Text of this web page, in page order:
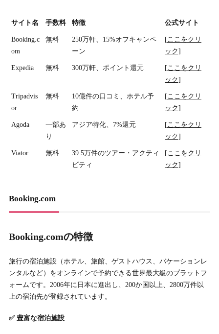
サイト名 手数料 特徴 公式サイト
Booking.c
om
無料
250万軒、15%オフキャンペ
ーン
[ここをクリ
ック]
Expedia 無料 300万軒、ポイント還元
[ここをクリ
ック]
Tripadvis
or
無料
10億件の口コミ、ホテル予
約
[ここをクリ
ック]
Agoda
一部あ
り
アジア特化、7%還元
[ここをクリ
ック]
Viator 無料
39.5万件のツアー・アクティ
ビティ
[ここをクリ
ック]
Booking.com
Booking.comの特徴
旅行の宿泊施設（ホテル、旅館、ゲストハウス、バケーションレ
ンタルなど）をオンラインで予約できる世界最大級のプラットフ
ォームです。2006年に日本に進出し、200か国以上、2800万件以
上の宿泊先が登録されています。
✅ 豊富な宿泊施設